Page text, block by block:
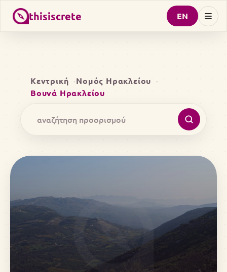
thisiscrete EN
Κεντρική
Νομός Ηρακλείου
Βουνά Ηρακλείου